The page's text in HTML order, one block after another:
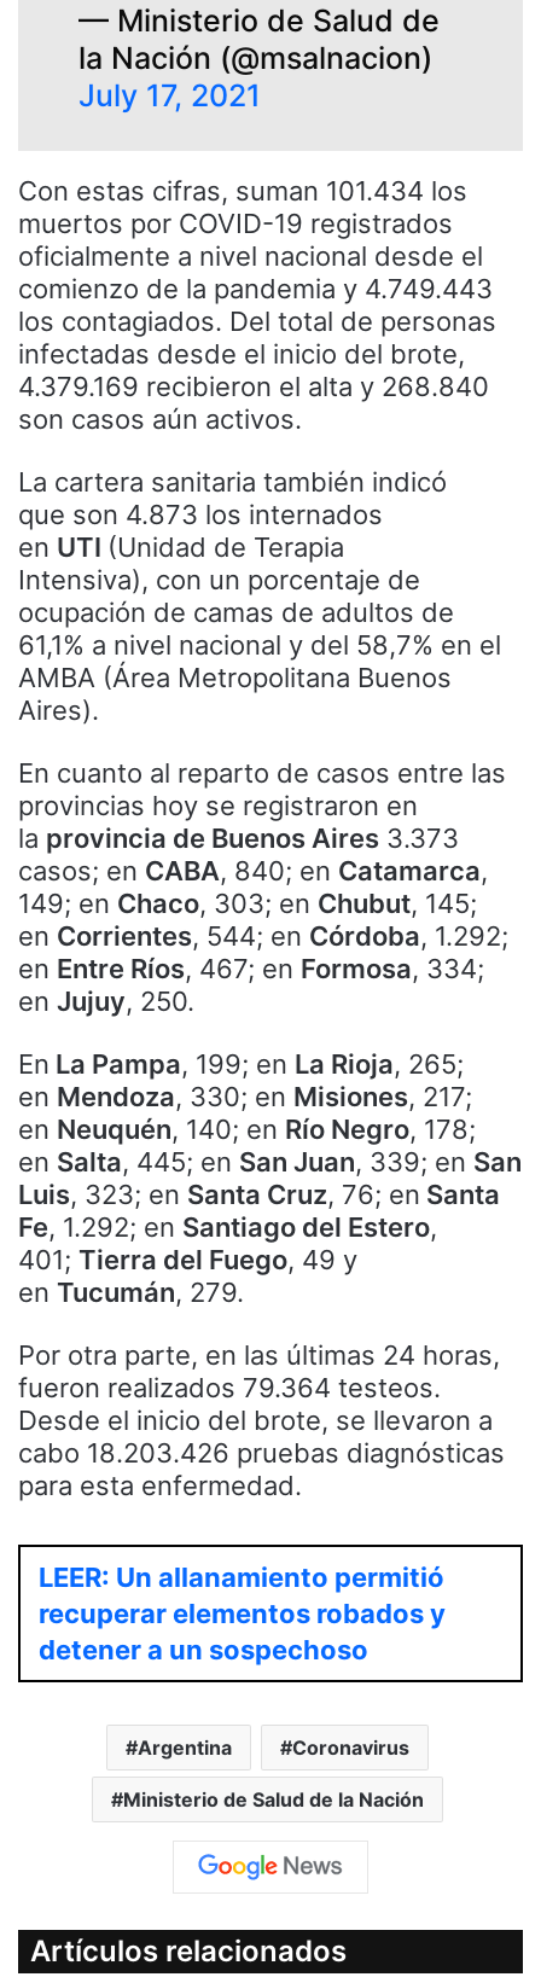
— Ministerio de Salud de
la Nación (@msalnacion)
July 17, 2021
Con estas cifras, suman 101.434 los
muertos por COVID-19 registrados
oficialmente a nivel nacional desde el
comienzo de la pandemia y 4.749.443
los contagiados. Del total de personas
infectadas desde el inicio del brote,
4.379.169 recibieron el alta y 268.840
son casos aún activos.
La cartera sanitaria también indicó
que son 4.873 los internados
en UTI (Unidad de Terapia
Intensiva), con un porcentaje de
ocupación de camas de adultos de
61,1% a nivel nacional y del 58,7% en el
AMBA (Área Metropolitana Buenos
Aires).
En cuanto al reparto de casos entre las
provincias hoy se registraron en
la provincia de Buenos Aires 3.373
casos; en CABA, 840; en Catamarca,
149; en Chaco, 303; en Chubut, 145;
en Corrientes, 544; en Córdoba, 1.292;
en Entre Ríos, 467; en Formosa, 334;
en Jujuy, 250.
En La Pampa, 199; en La Rioja, 265;
en Mendoza, 330; en Misiones, 217;
en Neuquén, 140; en Río Negro, 178;
en Salta, 445; en San Juan, 339; en San
Luis, 323; en Santa Cruz, 76; en Santa
Fe, 1.292; en Santiago del Estero,
401; Tierra del Fuego, 49 y
en Tucumán, 279.
Por otra parte, en las últimas 24 horas,
fueron realizados 79.364 testeos.
Desde el inicio del brote, se llevaron a
cabo 18.203.426 pruebas diagnósticas
para esta enfermedad.
LEER: Un allanamiento permitió
recuperar elementos robados y
detener a un sospechoso
Argentina Coronavirus
Ministerio de Salud de la Nación
Artículos relacionados